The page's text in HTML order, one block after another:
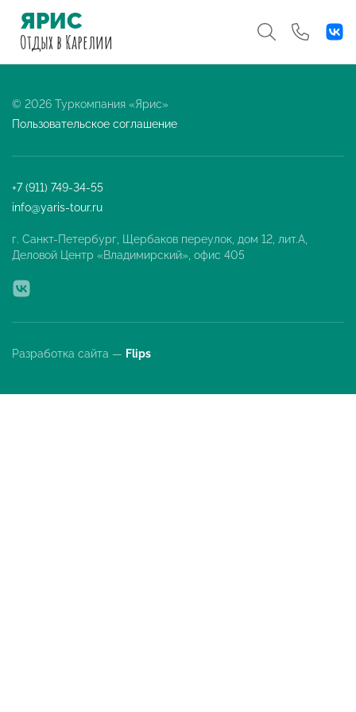
ЯРИС
Отдыхв Карелии
© 2026 Туркомпания «Ярис»
Пользовательское соглашение
+7 (911) 749-34-55
info@yaris-tour.ru
г. Санкт-Петербург, Щербаков переулок, дом 12, лит.А,
Деловой Центр «Владимирский», офис 405
Разработка сайта — Flips